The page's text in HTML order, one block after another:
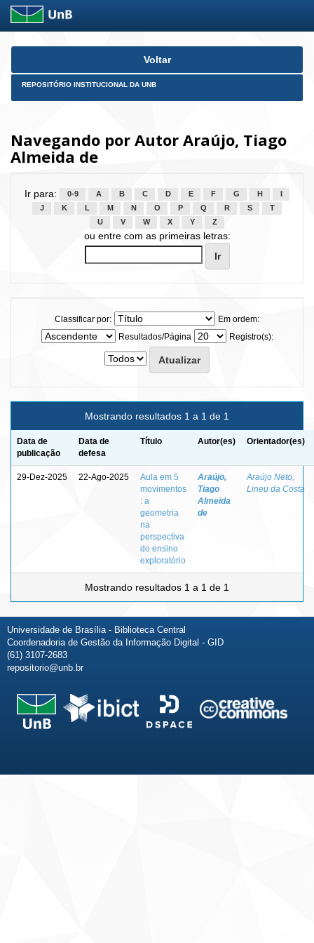
Skip
Voltar
REPOSITÓRIO INSTITUCIONAL DA UNB
Navegando por Autor Araújo, Tiago
Almeida de
Ir para: 0-9 A B C D E F G H
J
K L M N O P Q R S
T
U
V W X Y Z
ou entre com as primeiras letras:
Classificar por:
Em ordem:
Resultados/Página
Registro(s):
Mostrando resultados 1 a 1 de 1
Data de
publicação
Data de
defesa
Título Autor(es) Orientador(es)
29-Dez-2025 22-Ago-2025
Aula em 5
movimentos
: a
geometria
na
perspectiva
do ensino
exploratório
Araújo,
Tiago
Almeida
de
Araújo Neto,
Lineu da Costa
Mostrando resultados 1 a 1 de 1
Universidade de Brasília - Biblioteca Central
Coordenadoria de Gestão da Informação Digital - GID
(61) 3107-2683
repositorio@unb.br